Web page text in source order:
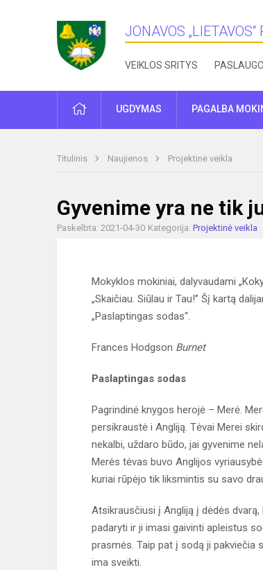
JONAVOS
VEIKLOS SRITYS
PRADŽIAUGDYMAS PAGALBA
Titulinis Naujienos Projektinė veikla
Gyvenime yra ne tik
Paskelbta: 2021-04-30 Kategorija: Projektinė veikla
Mokyklos mokiniai, dalyvaudami
„Skaičiau. Siūlau ir Tau!” Šį kartą
„Paslaptingas sodas“.
Frances Hodgson Burnet
Paslaptingas sodas
Pagrindinė knygos herojė – Merė.
persikraustė i Angliją. Tėvai Merei
nekalbi, uždaro būdo, jai gyvenime
Merės tėvas buvo Anglijos
kuriai rūpėjo tik liksmintis su savo
Atsikrausčiusi į Angliją į dėdės
padaryti ir ji imasi gaivinti apleistus
prasmės. Taip pat į sodą ji pakviečia
ima sveikti.